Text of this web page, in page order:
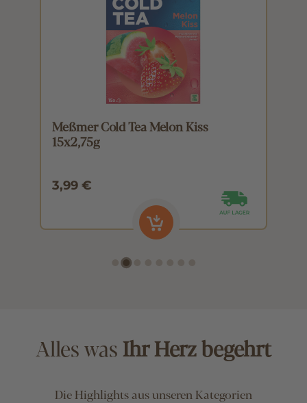
Meßmer Cold Tea Melon Kiss
15x2,75g
3,99 €
Alles wasIhr Herz begehrt
Die Highlights aus unseren Kategorien